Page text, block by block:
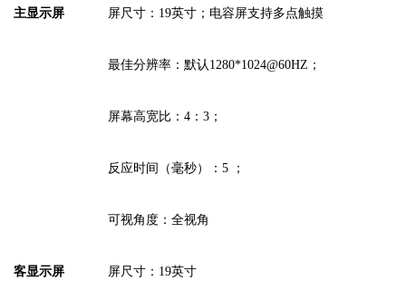
主显示屏 屏尺寸： 19英寸； 电容屏支持多点触摸
最佳分辨率： 默认 1280*1024@60HZ；
屏幕高宽比： 4：3 ；
反应时间（毫秒）： 5 ；
可视角度： 全视角
客显示屏 屏尺寸： 19英寸